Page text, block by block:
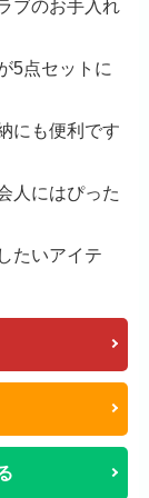
ブのお手入れ
5点セットに
にも便利です
人にはぴった
たいアイテ